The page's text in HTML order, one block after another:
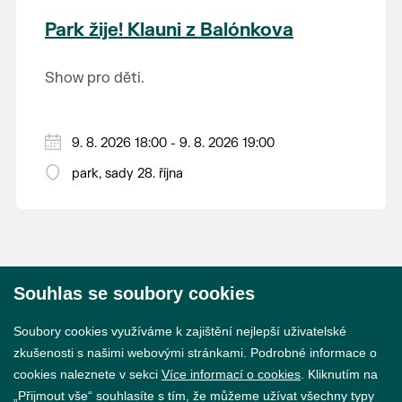
krajina na světě, která je zapsána na Seznam
světového přírodního a kulturního dědictví
Park žije! Klauni z Balónkova
Show pro děti.
9. 8. 2026 18:00 - 9. 8. 2026 19:00
park, sady 28. října
Souhlas se soubory cookies
Soubory cookies využíváme k zajištění nejlepší uživatelské
zkušenosti s našimi webovými stránkami. Podrobné informace o
cookies naleznete v sekci Více informací o cookies . Kliknutím na
„Přijmout vše“ souhlasíte s tím, že můžeme užívat všechny typy